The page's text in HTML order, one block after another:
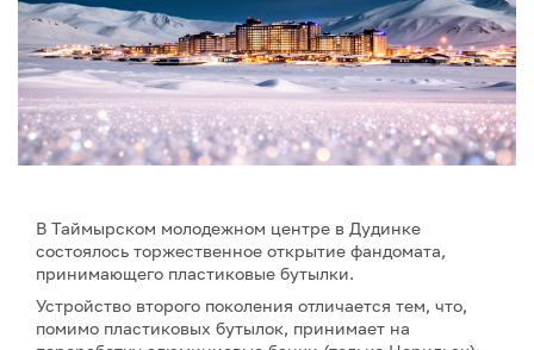
В Таймырском молодежном центре в Дудинке
состоялось торжественное открытие фандомата,
принимающего пластиковые бутылки.
Устройство второго поколения отличается тем, что,
помимо пластиковых бутылок, принимает на